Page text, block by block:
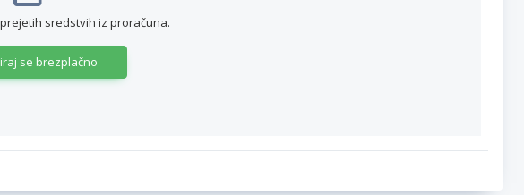
sredstvih iz proračuna.
se brezplačno